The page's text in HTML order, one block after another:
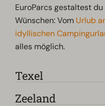
EuroParcs gestaltest
Wünschen: Vom Urlub
idyllischen
alles möglich.
Texel
Zeeland